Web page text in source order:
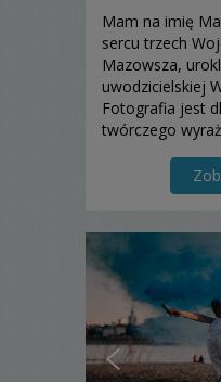
Mam na imię
sercu trzech
Mazowsza,
uwodzicielskiej
Fotografia jest
twórczego
przy tym
tej pięknej